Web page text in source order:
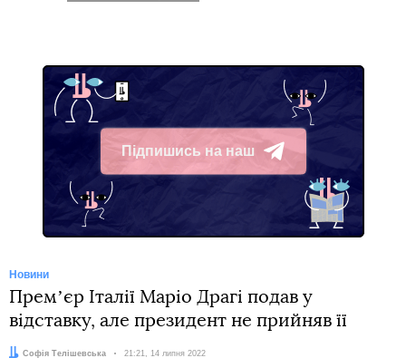
Підпишись на наш
Telegram
Новини
Премʼєр Італії Маріо Драгі подав у
відставку, але президент не прийняв її
Автор:
Софія Телішевська Дата:
21:21, 14 липня 2022